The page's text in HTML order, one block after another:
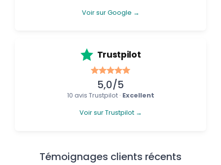
Voir sur Google →
Trustpilot
5,0/5
10 avis Trustpilot · Excellent
Voir sur Trustpilot →
Témoignages clients récents